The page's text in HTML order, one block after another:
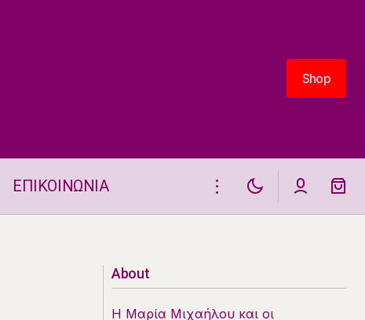
Shop
Shop
ΕΠΙΚΟΙΝΩΝΙΑ
About
Η Μαρία Μιχαήλου και οι